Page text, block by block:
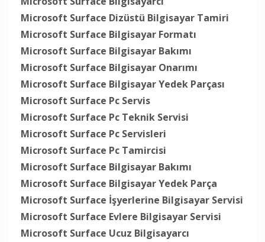
Microsoft Surface Dizüstü Bilgisayar Tamiri
Microsoft Surface Bilgisayar Formatı
Microsoft Surface Bilgisayar Bakımı
Microsoft Surface Bilgisayar Onarımı
Microsoft Surface Bilgisayar Yedek Parçası
Microsoft Surface Pc Servis
Microsoft Surface Pc Teknik Servisi
Microsoft Surface Pc Servisleri
Microsoft Surface Pc Tamircisi
Microsoft Surface Bilgisayar Bakımı
Microsoft Surface Bilgisayar Yedek Parça
Microsoft Surface İşyerlerine Bilgisayar Servisi
Microsoft Surface Evlere Bilgisayar Servisi
Microsoft Surface Ucuz Bilgisayarcı